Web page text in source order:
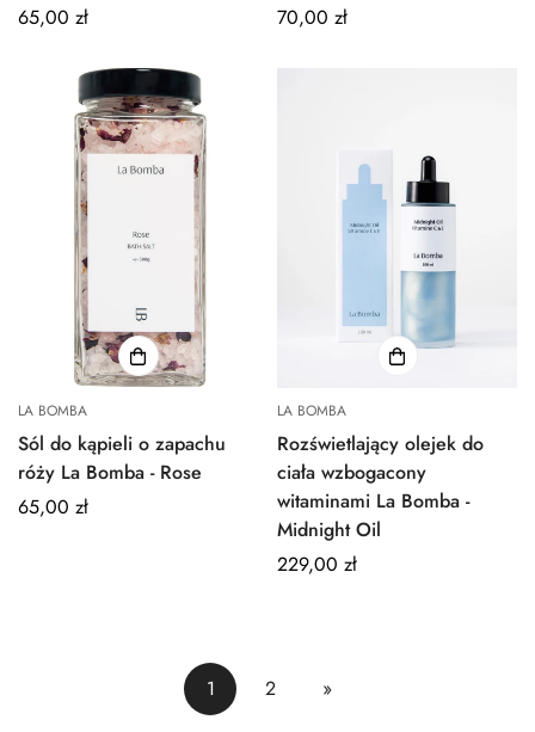
Normalna
65,00 zł
Normalna
70,00 zł
LA BOMBA
Sól do kąpieli o zapachu
róży La Bomba - Rose
Normalna
65,00 zł
LA BOMBA
Rozświetlający olejek do
ciała wzbogacony
witaminami La Bomba -
Midnight Oil
Normalna
229,00 zł
1 2 »